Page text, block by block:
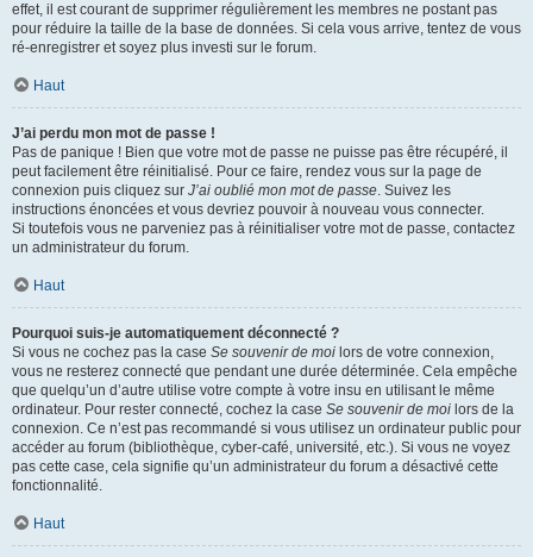
effet, il est courant de supprimer régulièrement les membres ne postant pas
pour réduire la taille de la base de données. Si cela vous arrive, tentez de vous
ré-enregistrer et soyez plus investi sur le forum.
Haut
J’ai perdu mon mot de passe !
Pas de panique ! Bien que votre mot de passe ne puisse pas être récupéré, il
peut facilement être réinitialisé. Pour ce faire, rendez vous sur la page de
connexion puis cliquez sur J’ai oublié mon mot de passe. Suivez les
instructions énoncées et vous devriez pouvoir à nouveau vous connecter.
Si toutefois vous ne parveniez pas à réinitialiser votre mot de passe, contactez
un administrateur du forum.
Haut
Pourquoi suis-je automatiquement déconnecté ?
Si vous ne cochez pas la case Se souvenir de moi lors de votre connexion,
vous ne resterez connecté que pendant une durée déterminée. Cela empêche
que quelqu’un d’autre utilise votre compte à votre insu en utilisant le même
ordinateur. Pour rester connecté, cochez la case Se souvenir de moi lors de la
connexion. Ce n’est pas recommandé si vous utilisez un ordinateur public pour
accéder au forum (bibliothèque, cyber-café, université, etc.). Si vous ne voyez
pas cette case, cela signifie qu’un administrateur du forum a désactivé cette
fonctionnalité.
Haut